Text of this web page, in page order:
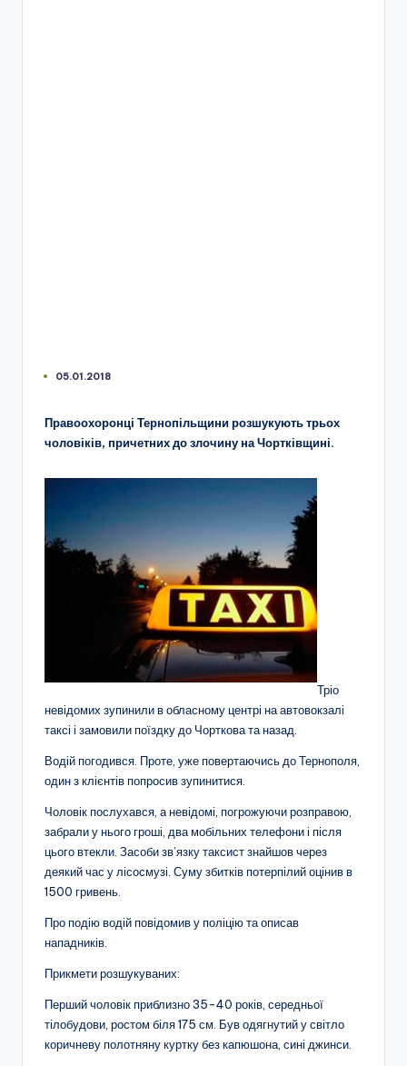
05.01.2018
Правоохоронці Тернопільщини розшукують трьох
чоловіків, причетних до злочину на Чортківщині.
Тріо
невідомих зупинили в обласному центрі на автовокзалі
таксі і замовили поїздку до Чорткова та назад.
Водій погодився. Проте, уже повертаючись до Тернополя,
один з клієнтів попросив зупинитися.
Чоловік послухався, а невідомі, погрожуючи розправою,
забрали у нього гроші, два мобільних телефони і після
цього втекли. Засоби зв’язку таксист знайшов через
деякий час у лісосмузі. Суму збитків потерпілий оцінив в
1500 гривень.
Про подію водій повідомив у поліцію та описав
нападників.
Прикмети розшукуваних:
Перший чоловік приблизно 35-40 років, середньої
тілобудови, ростом біля 175 см. Був одягнутий у світло
коричневу полотняну куртку без капюшона, сині джинси.